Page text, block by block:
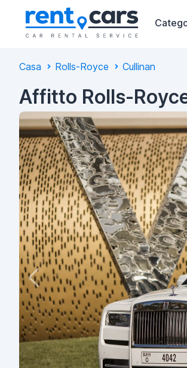
Casa Rolls-Royce Cullinan
Affitto Rolls-